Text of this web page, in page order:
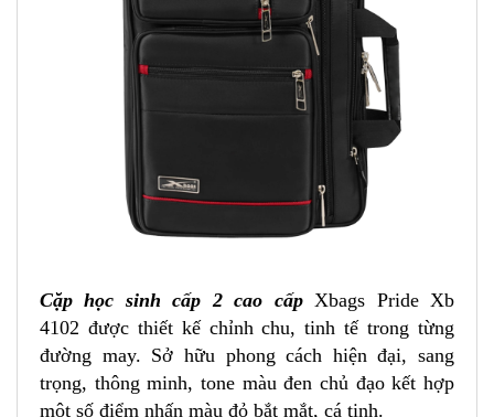
Cặp học sinh cấp 2 cao cấp Xbags Pride Xb
4102 được thiết kế chỉnh chu, tinh tế trong từng
đường may. Sở hữu phong cách hiện đại, sang
trọng, thông minh, tone màu đen chủ đạo kết hợp
một số điểm nhấn màu đỏ bắt mắt, cá tinh.